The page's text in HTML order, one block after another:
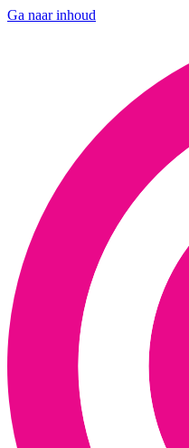
Ga naar inhoud